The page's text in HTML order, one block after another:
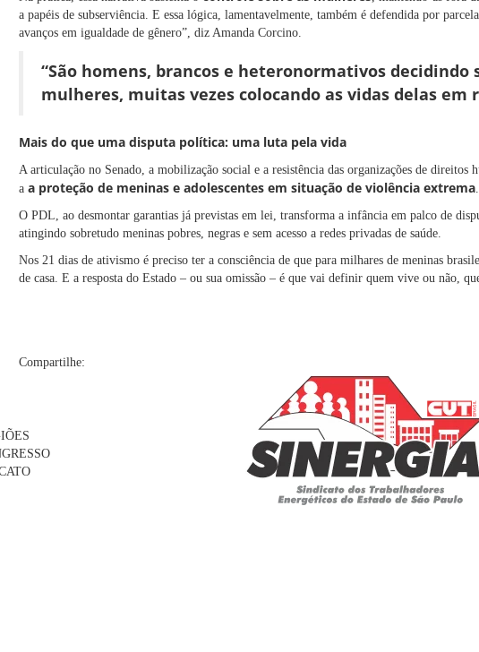
a papéis de subserviência. E essa lógica, lamentavelmente, também é defendida por
avanços em igualdade de gênero”, diz Amanda Corcino.
“São homens, brancos e heteronormativos decidindo
mulheres, muitas vezes colocando as vidas delas em
Mais do que uma disputa política: uma luta pela vida
A articulação no Senado, a mobilização social e a resistência das organizações de direitos
a a proteção de meninas e adolescentes em situação de violência extrema.
O PDL, ao desmontar garantias já previstas em lei, transforma a infância em palco de
atingindo sobretudo meninas pobres, negras e sem acesso a redes privadas de saúde.
Nos 21 dias de ativismo é preciso ter a consciência de que para milhares de meninas
de casa. E a resposta do Estado – ou sua omissão – é que vai definir quem vive ou não,
Compartilhe: